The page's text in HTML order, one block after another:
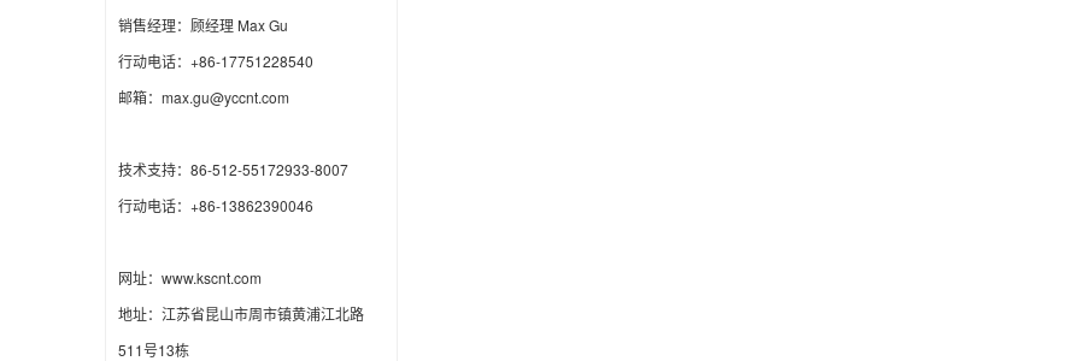
销售经理：顾经理 Max Gu
行动电话：+86-17751228540
邮箱：max.gu@yccnt.com
技术支持：86-512-55172933-8007
行动电话：+86-13862390046
网址：www.kscnt.com
地址：江苏省昆山市周市镇黄浦江北路
511号13栋